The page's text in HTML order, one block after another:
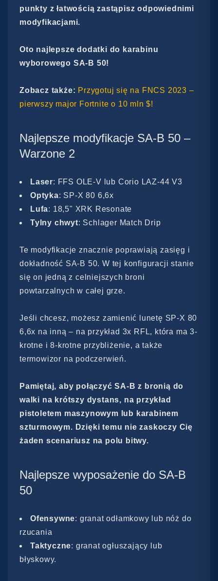
punkty z łatwością zastąpisz odpowiednimi
modyfikacjami.
Oto najlepsze dodatki do karabinu
wyborowego SA-B 50!
Zobacz także: Przygotuj się na FNCS 2023 –
pierwszy major Fortnite o 10 mln $!
Najlepsze modyfikacje SA-B 50 –
Warzone 2
Laser: FFS OLE-V lub Corio LAZ-44 V3
Optyka: SP-X 80 6,6x
Lufa: 18,5" XRK Resonate
Tylny chwyt: Schlager Match Drip
Te modyfikacje znacznie poprawiają zasięg i
dokładność SA-B 50. W tej konfiguracji stanie
się on jedną z celniejszych broni
powtarzalnych w całej grze.
Jeśli chcesz, możesz zamienić lunetę SP-X 80
6,6x na inną – na przykład 3x RFL, która ma 3-
krotne i 8-krotne przybliżenie, a także
termowizor na podczerwień.
Pamiętaj, aby połączyć SA-B z bronią do
walki na krótszy dystans, na przykład
pistoletem maszynowym lub karabinem
szturmowym. Dzięki temu nie zaskoczy Cię
żaden scenariusz na polu bitwy.
Najlepsze wyposażenie do SA-B
50
Ofensywne: granat odłamkowy lub nóż do
rzucania
Taktyczne: granat ogłuszający lub
błyskowy.